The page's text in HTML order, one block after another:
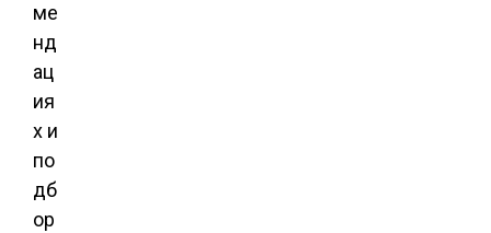
ме
нд
ац
ия
х и
по
дб
ор